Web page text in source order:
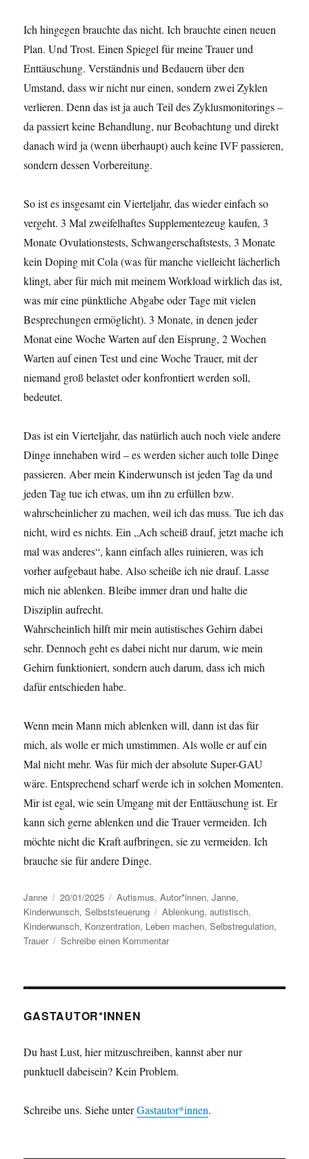
Ich hingegen brauchte das nicht. Ich brauchte einen neuen
Plan. Und Trost. Einen Spiegel für meine Trauer und
Enttäuschung. Verständnis und Bedauern über den
Umstand, dass wir nicht nur einen, sondern zwei Zyklen
verlieren. Denn das ist ja auch Teil des Zyklusmonitorings –
da passiert keine Behandlung, nur Beobachtung und direkt
danach wird ja (wenn überhaupt) auch keine IVF passieren,
sondern dessen Vorbereitung.
So ist es insgesamt ein Vierteljahr, das wieder einfach so
vergeht. 3 Mal zweifelhaftes Supplementezeug kaufen, 3
Monate Ovulationstests, Schwangerschaftstests, 3 Monate
kein Doping mit Cola (was für manche vielleicht lächerlich
klingt, aber für mich mit meinem Workload wirklich das ist,
was mir eine pünktliche Abgabe oder Tage mit vielen
Besprechungen ermöglicht). 3 Monate, in denen jeder
Monat eine Woche Warten auf den Eisprung, 2 Wochen
Warten auf einen Test und eine Woche Trauer, mit der
niemand groß belastet oder konfrontiert werden soll,
bedeutet.
Das ist ein Vierteljahr, das natürlich auch noch viele andere
Dinge innehaben wird – es werden sicher auch tolle Dinge
passieren. Aber mein Kinderwunsch ist jeden Tag da und
jeden Tag tue ich etwas, um ihn zu erfüllen bzw.
wahrscheinlicher zu machen, weil ich das muss. Tue ich das
nicht, wird es nichts. Ein „Ach scheiß drauf, jetzt mache ich
mal was anderes“, kann einfach alles ruinieren, was ich
vorher aufgebaut habe. Also scheiße ich nie drauf. Lasse
mich nie ablenken. Bleibe immer dran und halte die
Disziplin aufrecht.
Wahrscheinlich hilft mir mein autistisches Gehirn dabei
sehr. Dennoch geht es dabei nicht nur darum, wie mein
Gehirn funktioniert, sondern auch darum, dass ich mich
dafür entschieden habe.
Wenn mein Mann mich ablenken will, dann ist das für
mich, als wolle er mich umstimmen. Als wolle er auf ein
Mal nicht mehr. Was für mich der absolute Super-GAU
wäre. Entsprechend scharf werde ich in solchen Momenten.
Mir ist egal, wie sein Umgang mit der Enttäuschung ist. Er
kann sich gerne ablenken und die Trauer vermeiden. Ich
möchte nicht die Kraft aufbringen, sie zu vermeiden. Ich
brauche sie für andere Dinge.
Autor
Janne
Veröffentlicht
am
20/01/2025 Kategorien
Autismus,Autor*innen,Janne,
Kinderwunsch,Selbststeuerung Schlagwörter
Ablenkung,autistisch,
Kinderwunsch, Konzentration, Leben machen,Selbstregulation,
Trauer
Schreibe einen Kommentarzu
–
GASTAUTOR*INNEN
Du hast Lust, hier mitzuschreiben, kannst aber nur
punktuell dabeisein? Kein Problem.
Schreibe uns. Siehe unterGastautor*innen.